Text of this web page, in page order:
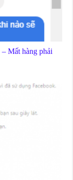
Mất hàng phải